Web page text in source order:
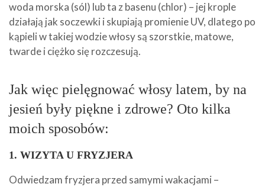
woda morska (sól) lub ta z basenu (chlor) – jej krople
działają jak soczewki i skupiają promienie UV, dlatego po
kąpieli w takiej wodzie włosy są szorstkie, matowe,
twarde i ciężko się rozczesują.
Jak więc pielęgnować włosy latem, by na
jesień były piękne i zdrowe? Oto kilka
moich sposobów:
1. WIZYTA U FRYZJERA
Odwiedzam fryzjera przed samymi wakacjami –